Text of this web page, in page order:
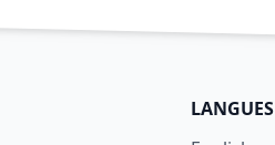
LANGUES